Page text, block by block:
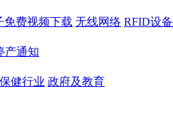
免费视频下载 无线网络 RFID设备
产通知
健行业 政府及教育